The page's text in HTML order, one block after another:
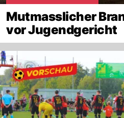
Mutmasslicher
vor Jugendgericht